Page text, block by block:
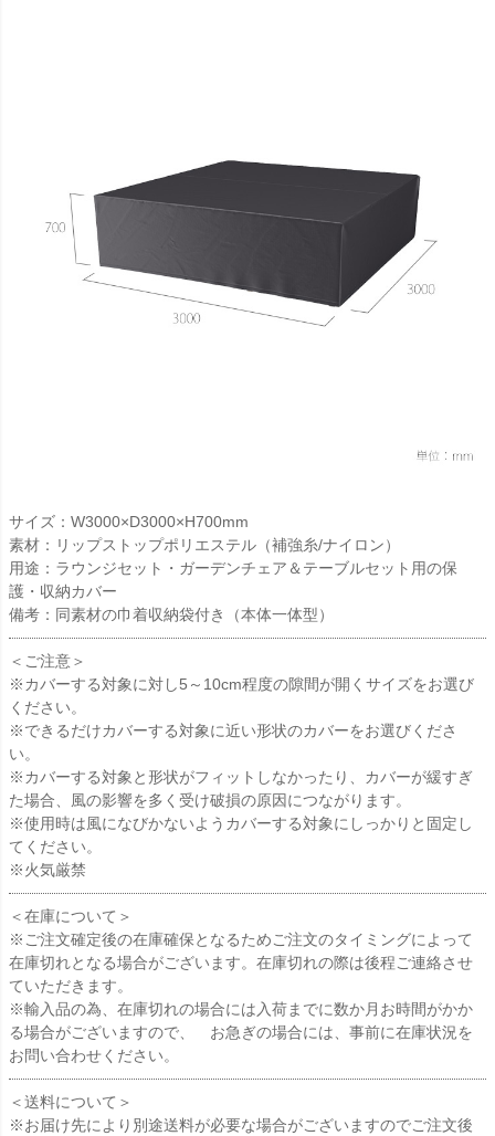
サイズ：W3000×D3000×H700mm
素材：リップストップポリエステル（補強糸/ナイロン）
用途：ラウンジセット・ガーデンチェア＆テーブルセット用の保
護・収納カバー
備考：同素材の巾着収納袋付き（本体一体型）
＜ご注意＞
※カバーする対象に対し5～10cm程度の隙間が開くサイズをお選び
ください。
※できるだけカバーする対象に近い形状のカバーをお選びくださ
い。
※カバーする対象と形状がフィットしなかったり、カバーが緩すぎ
た場合、風の影響を多く受け破損の原因につながります。
※使用時は風になびかないようカバーする対象にしっかりと固定し
てください。
※火気厳禁
＜在庫について＞
※ご注文確定後の在庫確保となるためご注文のタイミングによって
在庫切れとなる場合がございます。在庫切れの際は後程ご連絡させ
ていただきます。
※輸入品の為、在庫切れの場合には入荷までに数か月お時間がかか
る場合がございますので、 お急ぎの場合には、事前に在庫状況を
お問い合わせください。
＜送料について＞
※お届け先により別途送料が必要な場合がございますのでご注文後